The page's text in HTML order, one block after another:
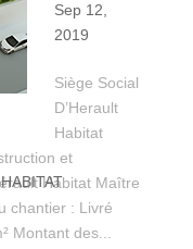
Sep 12,
2019
Siège Social
D’Herault
Habitat
et
Habitat Maître
chantier : Livré
Montant des...